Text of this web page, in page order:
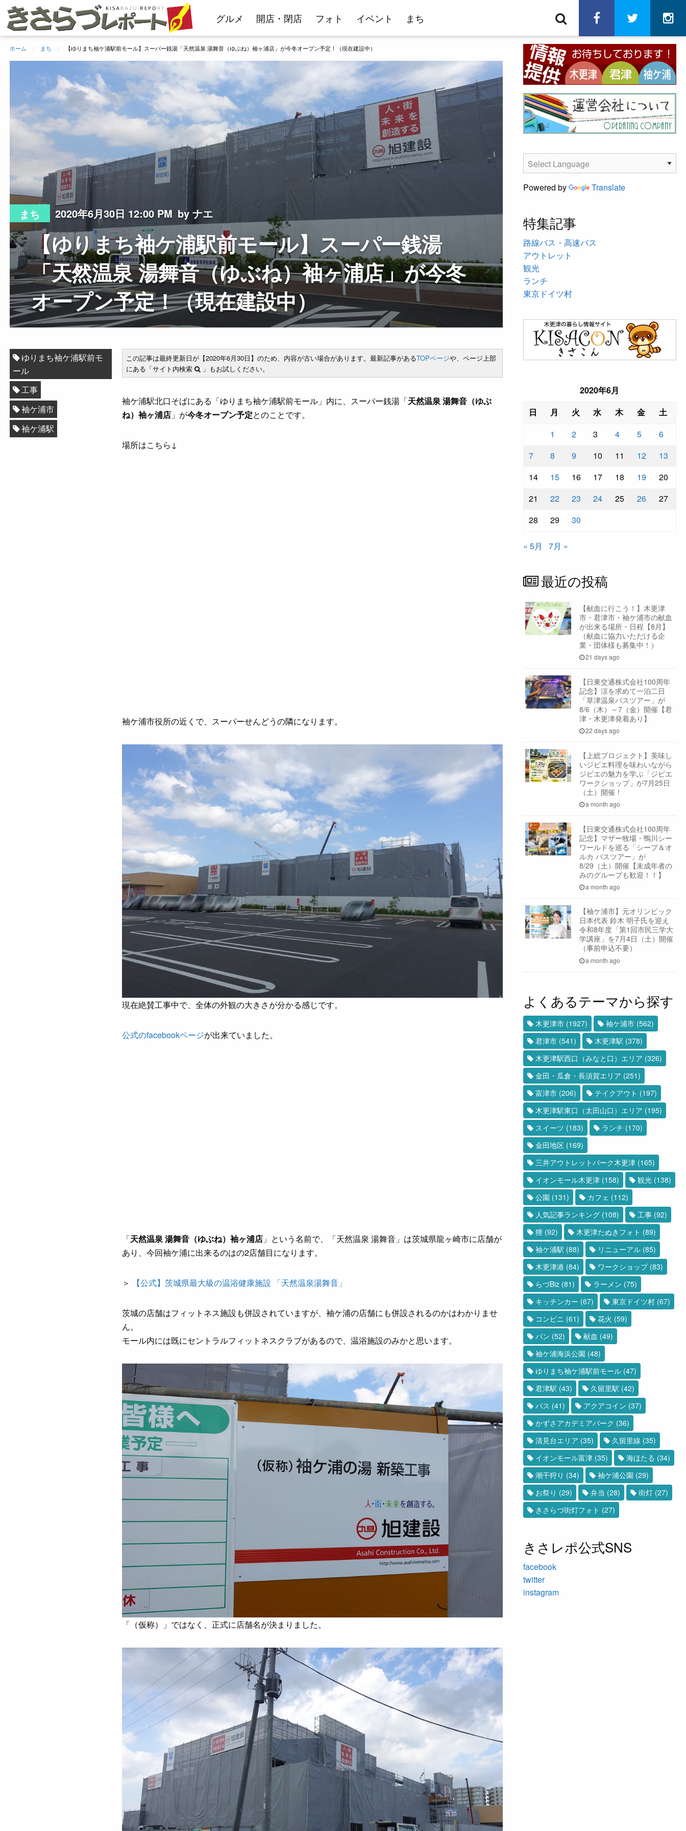
テ
グルメ 開店・閉店 フォト イベント まち facebooktwitter
ホーム まち 【ゆりまち袖ケ浦駅前モール】スーパー銭湯「天然温泉 湯舞音（ゆぶね）袖ヶ浦店」が今冬オープン予定！（現在建設中）
まち 2020年6月30日 12:00 PM by ナエ
【ゆりまち袖ケ浦駅前モール】スーパー銭湯
「天然温泉 湯舞音（ゆぶね）袖ヶ浦店」が今冬
オープン予定！（現在建設中）
この記事は最終更新日が【2020年6月30日】のため、内容が古い場合があります。最新記事があるTOPページや、ページ上部
にある「サイト内検索
」もお試しください。
袖ケ浦駅北口そばにある「ゆりまち袖ケ浦駅前モール」内に、スーパー銭湯「天然温泉 湯舞音（ゆぶ
ね）袖ヶ浦店 」が今冬オープン予定とのことです。
場所はこちら↓
袖ケ浦市役所の近くで、スーパーせんどうの隣になります。
現在絶賛工事中で、全体の外観の大きさが分かる感じです。
公式のfacebookページが出来ていました。
「天然温泉 湯舞音（ゆぶね）袖ヶ浦店 」という名前で、「天然温泉 湯舞音」は茨城県龍ヶ崎市に店舗が
あり、今回袖ケ浦に出来るのはの2店舗目になります。
＞ 【公式】茨城県最大級の温浴健康施設 「天然温泉湯舞音」
茨城の店舗はフィットネス施設も併設されていますが、袖ケ浦の店舗にも併設されるのかはわかりませ
ん。
モール内には既にセントラルフィットネスクラブがあるので、温浴施設のみかと思います。
「（仮称）」ではなく、正式に店舗名が決まりました。
ゆりまち袖ケ浦駅前モ
ール
工事
袖ケ浦市
袖ケ浦駅
Powered by Translate
特集記事
路線バス・高速バス
アウトレット
観光
ランチ
東京ドイツ村
2020年6月
日
月 火 水 木 金
土
1
2 3 4 5
6
7
8 9 10 11 12
13
14
15 16 17 18 19
20
21
22 23 24 25 26
27
28
29 30
« 5月 7月 »
最近の投稿
【献血に行こう！】木更津
市・君津市・袖ケ浦市の献血
が出来る場所・日程【8月】
（献血に協力いただける企
業・団体様も募集中！）
21 days ago
【日東交通株式会社100周年
記念】涼を求めて一泊二日
「草津温泉バスツアー」が
8/6（木）～7（金）開催【君
津・木更津発着あり】
22 days ago
【上総プロジェクト】美味し
いジビエ料理を味わいながら
ジビエの魅力を学ぶ「ジビエ
ワークショップ」が7月25日
（土）開催！
a month ago
【日東交通株式会社100周年
記念】マザー牧場・鴨川シー
ワールドを巡る「シープ＆オ
ルカ バスツアー」が
8/29（土）開催【未成年者の
みのグループも歓迎！！】
a month ago
【袖ケ浦市】元オリンピック
日本代表 鈴木 明子氏を迎え
令和8年度「第1回市民三学大
学講座」を7月4日（土）開催
（事前申込不要）
a month ago
よくあるテーマから探す
木更津市(1927) 袖ケ浦市(562)
君津市(541) 木更津駅 (378)
木更津駅西口（みなと口）エリア (326)
金田・瓜倉・長須賀エリア (251)
富津市(206) テイクアウト (197)
木更津駅東口（太田山口）エリア (195)
スイーツ (183) ランチ (170)
金田地区(169)
三井アウトレットパーク木更津(165)
イオンモール木更津(158) 観光(138)
公園 (131) カフェ (112)
人気記事ランキング(108) 工事(92)
狸 (92) 木更津たぬきフォト (89)
袖ケ浦駅 (88) リニューアル(85)
木更津港(84) ワークショップ(83)
らづBiz(81) ラーメン (75)
キッチンカー (67) 東京ドイツ村(67)
コンビニ (61) 花火 (59)
パン (52) 献血 (49)
袖ケ浦海浜公園 (48)
ゆりまち袖ケ浦駅前モール(47)
君津駅 (43) 久留里駅 (42)
バス (41) アクアコイン (37)
かずさアカデミアパーク (36)
清見台エリア (35) 久留里線 (35)
イオンモール富津(35) 海ほたる (34)
潮干狩り (34) 袖ケ浦公園 (29)
お祭り (29) 弁当 (28) 街灯(27)
きさらづ街灯フォト (27)
きさレポ公式SNS
facebook
twitter
instagram